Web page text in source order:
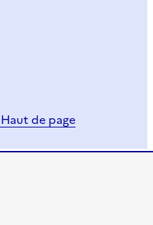
Haut de page